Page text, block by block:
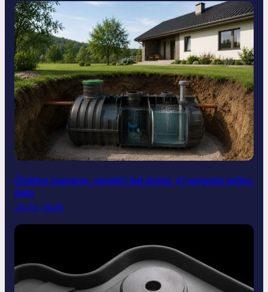
Čistilna naprava: nevidni del doma, ki opravlja veliko
delo
Jul 31, 2026